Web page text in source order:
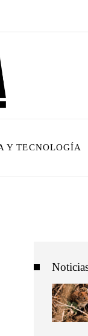
Y TECNOLOGÍA